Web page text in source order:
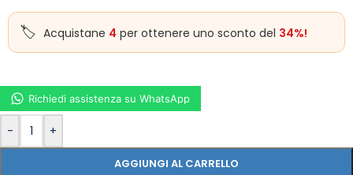
Acquistane 4 per ottenere uno sconto del 34%!
- +
AGGIUNGI AL CARRELLO
Richiedi assistenza su WhatsApp